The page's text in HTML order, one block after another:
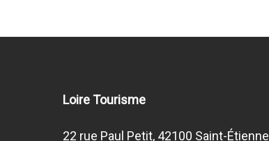
Loire Tourisme
22 rue Paul Petit, 42100 Saint-Étienne